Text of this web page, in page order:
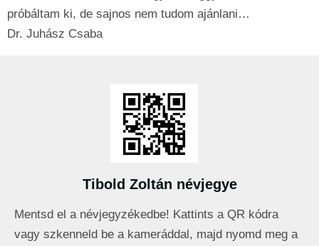
próbáltam ki, de sajnos nem tudom ajánlani…
Dr. Juhász Csaba
Tibold Zoltán névjegye
Mentsd el a névjegyzékedbe! Kattints a QR kódra
vagy szkenneld be a kameráddal, majd nyomd meg a